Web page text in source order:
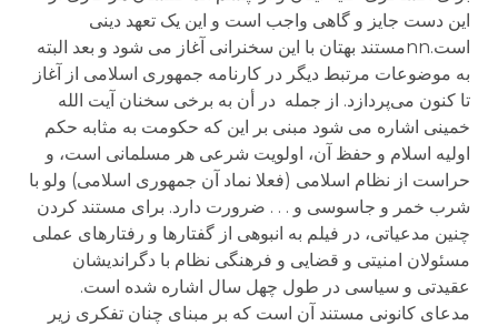
این دست جایز و گاهی واجب است و این یک تعهد دینی
است.nnمستند بهتان با این سخنرانی آغاز می شود و بعد البته
به موضوعات مرتبط دیگر در کارنامه جمهوری اسلامی از آغاز
تا کنون می‌پردازد. از جمله در أن به برخی سخنان آیت الله
خمینی اشاره می شود مبنی بر این که حکومت به مثابه حکم
اولیه اسلام و حفظ آن، اولویت شرعی هر مسلمانی است، و
حراست از نظام اسلامی (فعلا نماد آن جمهوری اسلامی) ولو با
شرب خمر و جاسوسی و . . . ضرورت دارد. برای مستند کردن
چنین مدعیاتی، در فیلم به انبوهی از گفتارها و رفتارهای عملی
مسئولان امنیتی و قضایی و فرهنگی نظام با دگراندیشان
عقیدتی و سیاسی در طول چهل سال اشاره شده است.
مدعای کانونی مستند آن است که بر مبنای چنان تفکری زیر